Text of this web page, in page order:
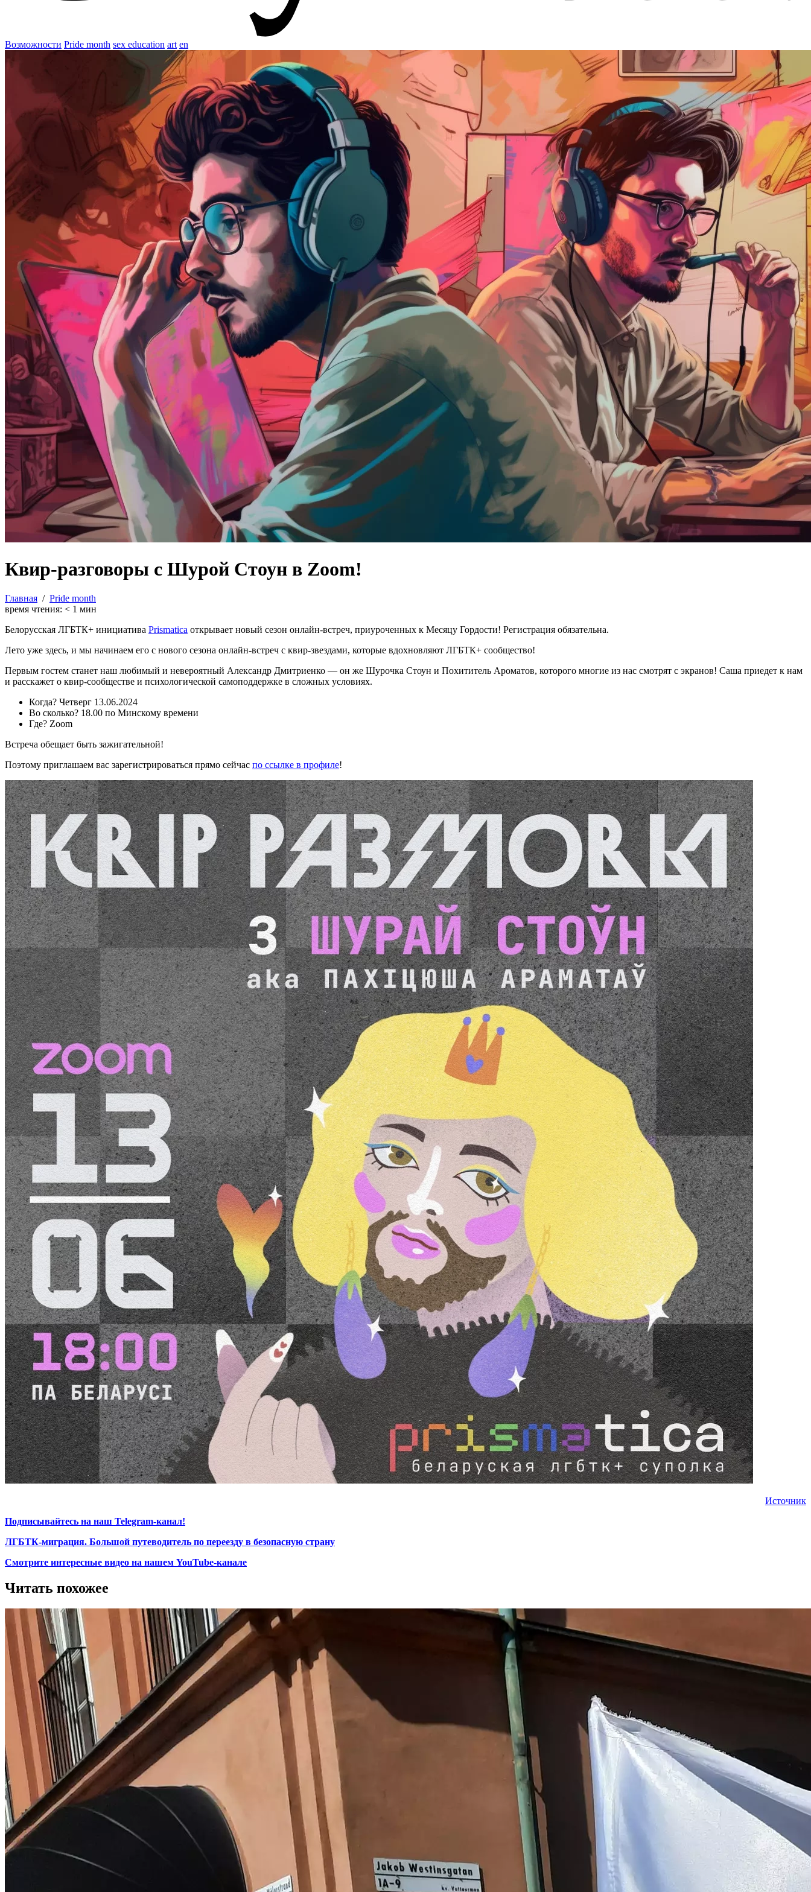
Возможности Pride month sex education art en
Квир-разговоры с Шурой Стоун в Zoom!
Главная / Pride month
время чтения: < 1 мин
Белорусская ЛГБТК+ инициатива Prismatica открывает новый сезон онлайн-встреч, приуроченных к Месяцу Гордости! Регистрация обязательна.
Лето уже здесь, и мы начинаем его с нового сезона онлайн-встреч с квир-звездами, которые вдохновляют ЛГБТК+ сообщество!
Первым гостем станет наш любимый и невероятный Александр Дмитриенко — он же Шурочка Стоун и Похититель Ароматов, которого многие из нас смотрят с экранов! Саша приедет к нам
и расскажет о квир-сообществе и психологической самоподдержке в сложных условиях.
Когда? Четверг 13.06.2024
Во сколько? 18.00 по Минскому времени
Где? Zoom
Встреча обещает быть зажигательной!
Поэтому приглашаем вас зарегистрироваться прямо сейчас по ссылке в профиле!
Источник
Подписывайтесь на наш Telegram-канал!
ЛГБТК-миграция. Большой путеводитель по переезду в безопасную страну
Смотрите интересные видео на нашем YouTube-канале
Читать похожее